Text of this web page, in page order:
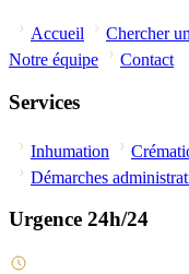
Accueil Chercher
Notre équipe
Contact
Services
Inhumation
Démarches
Urgence 24h/24